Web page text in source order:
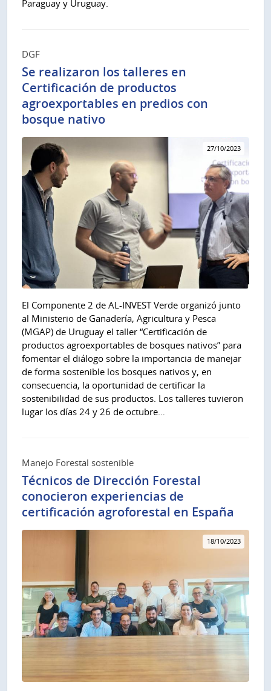
Paraguay y Uruguay.
DGF
Se realizaron los talleres en
Certificación de productos
agroexportables en predios con
bosque nativo
27/10/2023
El Componente 2 de AL-INVEST Verde organizó junto
al Ministerio de Ganadería, Agricultura y Pesca
(MGAP) de Uruguay el taller “Certificación de
productos agroexportables de bosques nativos” para
fomentar el diálogo sobre la importancia de manejar
de forma sostenible los bosques nativos y, en
consecuencia, la oportunidad de certificar la
sostenibilidad de sus productos. Los talleres tuvieron
lugar los días 24 y 26 de octubre…
Manejo Forestal sostenible
Técnicos de Dirección Forestal
conocieron experiencias de
certificación agroforestal en España
18/10/2023